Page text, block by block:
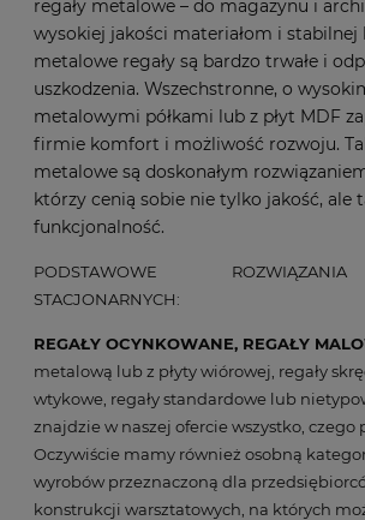
regały metalowe – do magazynu i
wysokiej jakości materiałom i
metalowe regały są bardzo trwałe i
uszkodzenia. Wszechstronne, o
metalowymi półkami lub z płyt MDF
firmie komfort i możliwość rozwoju.
metalowe są doskonałym
którzy cenią sobie nie tylko jakość, ale
funkcjonalność.
PODSTAWOWE
STACJONARNYCH:
REGAŁY OCYNKOWANE, REGAŁY
metalową lub z płyty wiórowej, regały
wtykowe, regały standardowe lub
znajdzie w naszej ofercie wszystko, czego
Oczywiście mamy również osobną
wyrobów przeznaczoną dla
konstrukcji warsztatowych, na których